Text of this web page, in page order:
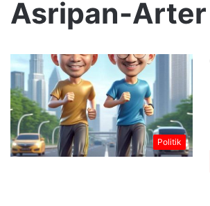
Asripan-Arter
Politik